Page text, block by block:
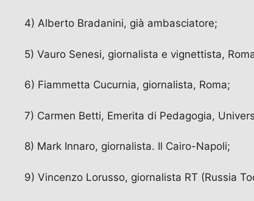
4) Alberto Bradanini, già ambasciatore;
5) Vauro Senesi, giornalista e vignettista,
6) Fiammetta Cucurnia, giornalista, Roma;
7) Carmen Betti, Emerita di Pedagogia,
8) Mark Innaro, giornalista. Il Cairo-Napoli;
9) Vincenzo Lorusso, giornalista RT (Russia